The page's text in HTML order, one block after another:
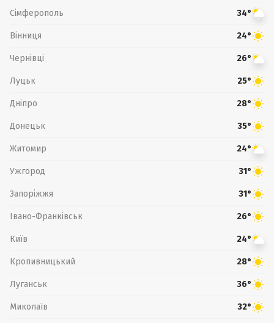
Сімферополь 34°
Вінниця 24°
Чернівці 26°
Луцьк 25°
Дніпро 28°
Донецьк 35°
Житомир 24°
Ужгород 31°
Запоріжжя 31°
Івано-Франківськ 26°
Київ 24°
Кропивницький 28°
Луганськ 36°
Миколаїв 32°